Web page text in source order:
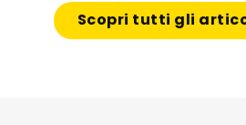
Scopri tutti gli